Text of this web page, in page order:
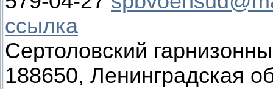
ссылка
Сертоловский
188650, Ленинградская